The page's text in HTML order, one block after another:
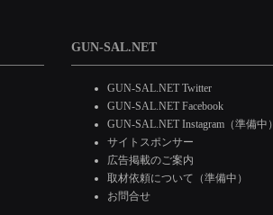
GUN-SAL.NET
GUN-SAL.NET Twitter
GUN-SAL.NET Facebook
GUN-SAL.NET Instagram（準備中）
サイトスポンサー
広告掲載のご案内
取材依頼について（準備中）
お問合せ